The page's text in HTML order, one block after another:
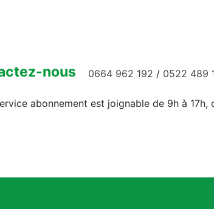
nous 0664 962 192 / 0522 489
abonnement est joignable de 9h à 17h,